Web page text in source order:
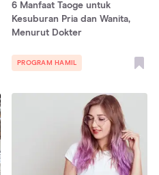
6 Manfaat Taoge untuk
Kesuburan Pria dan Wanita,
Menurut Dokter
PROGRAM HAMIL